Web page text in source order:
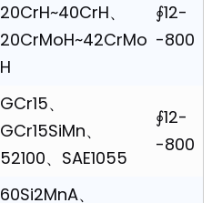
20CrH~40CrH、
20CrMoH~42CrMo
H
∮12-
-800
GCr15、
GCr15SiMn、
52100、SAE1055
∮12-
-800
60Si2MnA、